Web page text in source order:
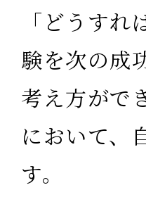
「どうす
験を次の成
考え方がで
において、
す。